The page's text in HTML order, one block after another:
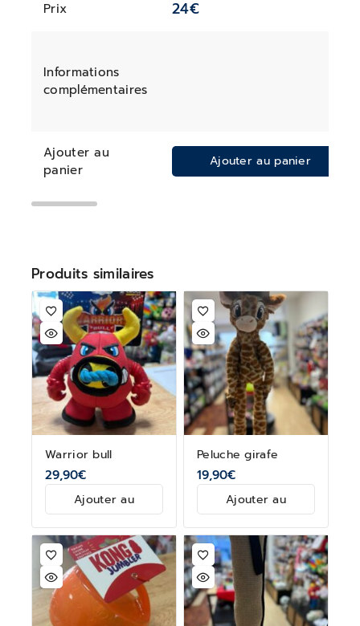
Prix 24€
Informations
complémentaires
Ajouter au
panier
Ajouter au panier
Produits similaires
Warrior bull
29,90€
Ajouter au
panier
Peluche girafe
19,90€
Ajouter au
panier